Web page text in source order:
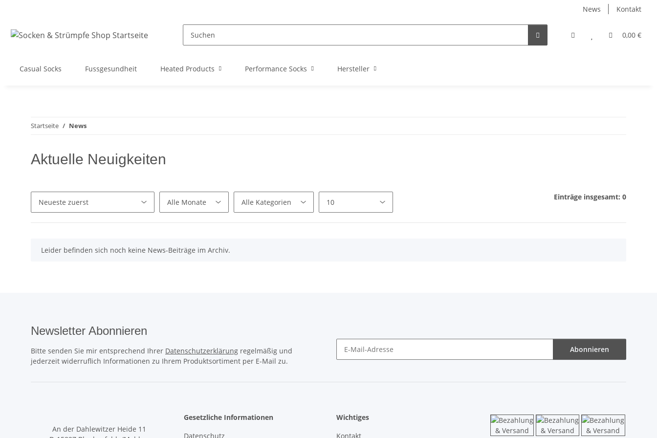
News Kontakt
0,00 €
Casual Socks Fussgesundheit Heated Products Performance Socks Hersteller
Startseite News
Aktuelle Neuigkeiten
Einträge insgesamt: 0
xLeider befinden sich noch keine News-Beiträge im Archiv.
Newsletter Abonnieren
Bitte senden Sie mir entsprechend Ihrer Datenschutzerklärung regelmäßig und
jederzeit widerruflich Informationen zu Ihrem Produktsortiment per E-Mail zu.
Abonnieren
An der Dahlewitzer Heide 11
Gesetzliche Informationen
Datenschutz
Wichtiges
Kontakt